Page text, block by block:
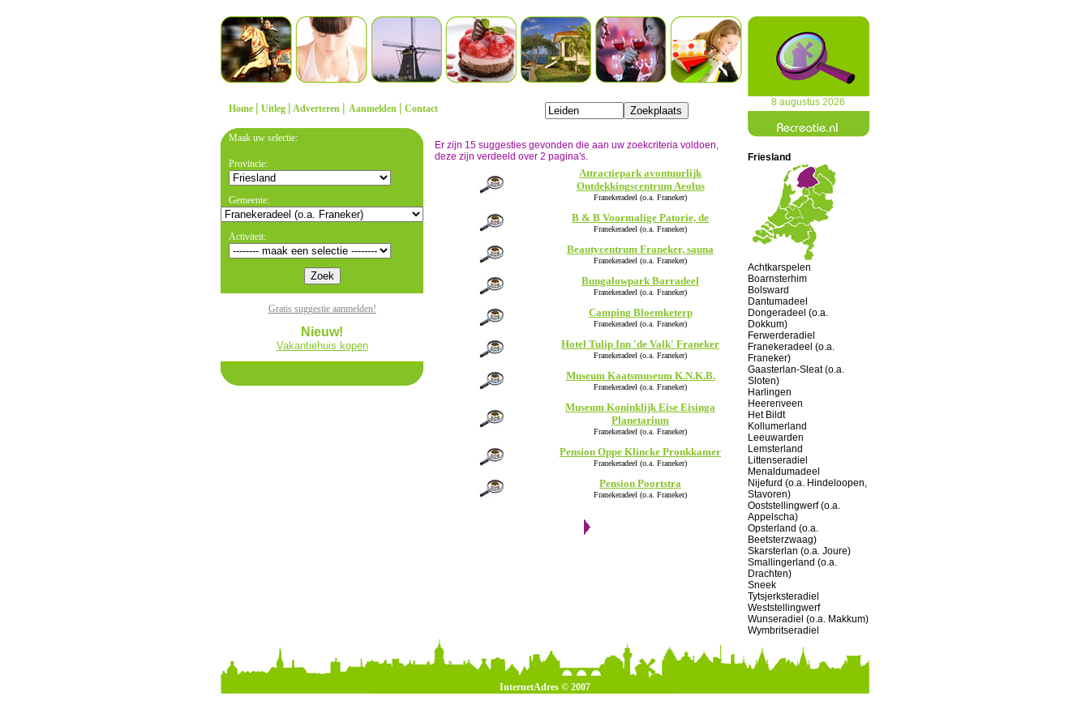
Home | Uitleg | Adverteren | Aanmelden | Contact
8 augustus 2026
Maak uw selectie:
Provincie:
Gemeente:
Activiteit:
Gratis suggestie aanmelden!
Nieuw!
Vakantiehuis kopen
Er zijn 15 suggesties gevonden die aan uw zoekcriteria voldoen,
deze zijn verdeeld over 2 pagina's.
Attractiepark avontuurlijk
Ontdekkingscentrum Aeolus
Franekeradeel (o.a. Franeker)
B & B Voormalige Patorie, de
Franekeradeel (o.a. Franeker)
Beautycentrum Franeker, sauna
Franekeradeel (o.a. Franeker)
Bungalowpark Barradeel
Franekeradeel (o.a. Franeker)
Camping Bloemketerp
Franekeradeel (o.a. Franeker)
Hotel Tulip Inn 'de Valk' Franeker
Franekeradeel (o.a. Franeker)
Museum Kaatsmuseum K.N.K.B.
Franekeradeel (o.a. Franeker)
Museum Koninklijk Eise Eisinga
Planetarium
Franekeradeel (o.a. Franeker)
Pension Oppe Klincke Pronkkamer
Franekeradeel (o.a. Franeker)
Pension Poortstra
Franekeradeel (o.a. Franeker)
Friesland
Achtkarspelen
Boarnsterhim
Bolsward
Dantumadeel
Dongeradeel (o.a.
Dokkum)
Ferwerderadiel
Franekeradeel (o.a.
Franeker)
Gaasterlan-Sleat (o.a.
Sloten)
Harlingen
Heerenveen
Het Bildt
Kollumerland
Leeuwarden
Lemsterland
Littenseradiel
Menaldumadeel
Nijefurd (o.a. Hindeloopen,
Stavoren)
Ooststellingwerf (o.a.
Appelscha)
Opsterland (o.a.
Beetsterzwaag)
Skarsterlan (o.a. Joure)
Smallingerland (o.a.
Drachten)
Sneek
Tytsjerksteradiel
Weststellingwerf
Wunseradiel (o.a. Makkum)
Wymbritseradiel
InternetAdres © 2007